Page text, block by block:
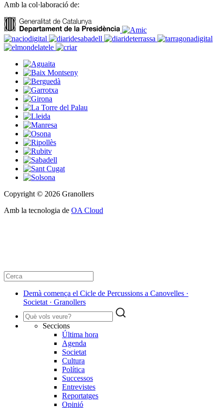
Amb la col·laboració de:
Copyright © 2026 Granollers
Amb la tecnologia de OA Cloud
Demà comença el Cicle de Percussions a Canovelles ·
Societat · Granollers
Seccions
Última hora
Agenda
Societat
Cultura
Política
Successos
Entrevistes
Reportatges
Opinió